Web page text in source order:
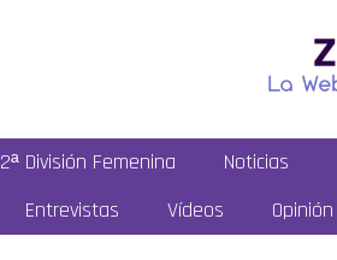
2ª División Femenina Noticias
Entrevistas
Vídeos Opinión